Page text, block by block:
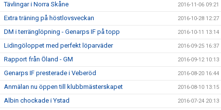
Tävlingar i Norra Skåne 2016-11-06 09:21
Extra träning på höstlovsveckan 2016-10-28 12:27
DM i terränglöpning - Genarps IF på topp 2016-10-11 13:14
Lidingöloppet med perfekt löparväder 2016-09-25 16:37
Rapport från Öland - GM 2016-09-12 10:13
Genarps IF presterade i Veberöd 2016-08-20 16:44
Anmälan nu öppen till klubbmästerskapet 2016-08-10 13:15
Albin chockade i Ystad 2016-07-24 20:13